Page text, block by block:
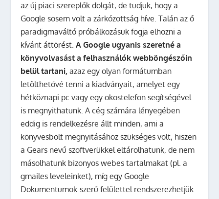
az új piaci szereplők dolgát, de tudjuk, hogy a
Google sosem volt a zárkózottság híve. Talán az ő
paradigmaváltó próbálkozásuk fogja elhozni a
kívánt áttörést.A Google ugyanis szeretné a
könyvolvasást a felhasználók webböngészőin
belül tartani, azaz egy olyan formátumban
letölthetővé tenni a kiadványait, amelyet egy
hétköznapi pc vagy egy okostelefon segítségével
is megnyithatunk. A cég számára lényegében
eddig is rendelkezésre állt minden, ami a
könyvesbolt megnyitásához szükséges volt, hiszen
a Gears nevű szoftverükkel eltárolhatunk, de nem
másolhatunk bizonyos webes tartalmakat (pl. a
gmailes leveleinket), míg egy Google
Dokumentumok-szerű felülettel rendszerezhetjük